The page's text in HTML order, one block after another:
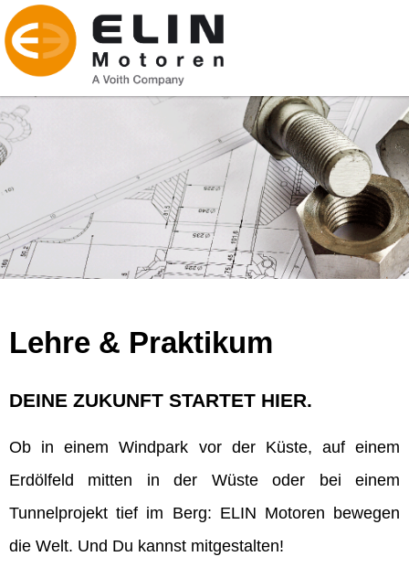
Lehre & Praktikum
DEINE ZUKUNFT STARTET HIER.
Ob in einem Windpark vor der Küste, auf einem
Erdölfeld mitten in der Wüste oder bei einem
Tunnelprojekt tief im Berg: ELIN Motoren bewegen
die Welt. Und Du kannst mitgestalten!